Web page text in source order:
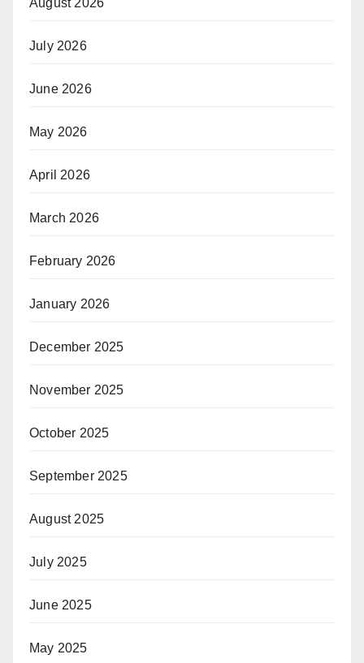
August 2026
July 2026
June 2026
May 2026
April 2026
March 2026
February 2026
January 2026
December 2025
November 2025
October 2025
September 2025
August 2025
July 2025
June 2025
May 2025